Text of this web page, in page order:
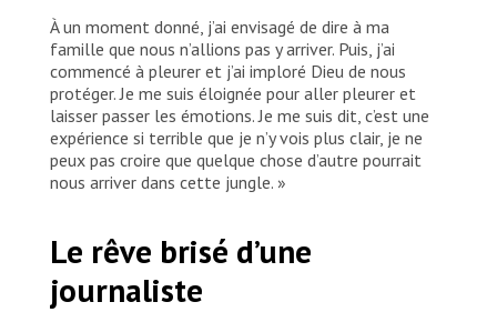
À un moment donné, j’ai envisagé de dire à ma
famille que nous n’allions pas y arriver. Puis, j’ai
commencé à pleurer et j’ai imploré Dieu de nous
protéger. Je me suis éloignée pour aller pleurer et
laisser passer les émotions. Je me suis dit, c’est une
expérience si terrible que je n’y vois plus clair, je ne
peux pas croire que quelque chose d’autre pourrait
nous arriver dans cette jungle. »
Le rêve brisé d’une
journaliste